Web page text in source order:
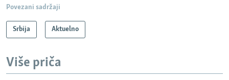
Povezani sadržaji
Srbija Aktuelno
Više priča